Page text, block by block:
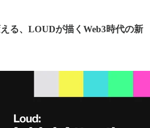
る、LOUDが描くWeb3時代の新